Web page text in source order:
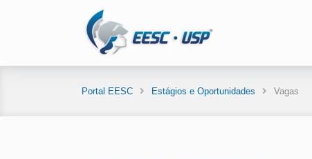
Portal EESC Estágios e Oportunidades Vagas